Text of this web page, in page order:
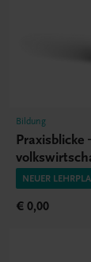
Bildung
NEUER
€ 0,00